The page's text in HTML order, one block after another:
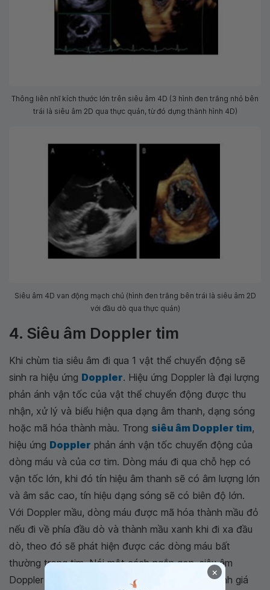
Thông liên nhĩ kích thước lớn trên siêu âm 4D (3 hình đen trắng nhỏ bên
trái là siêu âm 2D qua thực quản, từ đó dựng thành hình 4D)
Siêu âm 4D van động mạch chủ (hình đen trắng bên trái là siêu âm 2D
với đầu dò qua thực quản)
4. Siêu âm Doppler tim
Khi chùm tia siêu âm đi qua 1 vật thể chuyển động sẽ
sinh ra hiệu ứng Doppler. Hiệu ứng Doppler là đại lượng
phản ánh vận tốc của vật thể chuyển động được thu
nhận, xử lý và biểu hiện qua dạng âm thanh, dạng sóng
hoặc mã hóa thành màu. Trong siêu âm Doppler tim,
hiệu ứng Doppler phản ánh vận tốc chuyển động của
dòng máu và của cơ tim. Dòng máu đi qua chỗ hẹp có
vận tốc lớn, khi đó tín hiệu âm thanh sẽ có âm lượng lớn
và âm sắc cao, tín hiệu dạng sóng sẽ có biên độ lớn.
Với Doppler mầu, dòng máu được mã hóa thành mầu đỏ
nếu đi về phía đầu dò và thành mầu xanh khi đi xa đầu
dò, theo đó sẽ phát hiện được các dòng máu bất
thường trong tim. Nói một cách ngắn gọn, siêu âm
Doppler tim là phương tiện rất hữu hiệu trong đánh giá
×